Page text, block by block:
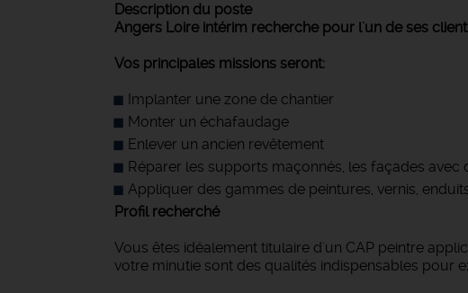
Description du poste
Angers Loire intérim recherche pour l'un de ses
Vos principales missions seront:
Implanter une zone de chantier
Monter un échafaudage
Enlever un ancien revêtement
Réparer les supports maçonnés, les façades avec
Appliquer des gammes de peintures, vernis,
Profil recherché
Vous êtes idéalement titulaire d'un CAP peintre
votre minutie sont des qualités indispensables pour